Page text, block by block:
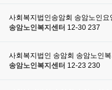
사회복지법인송암회 송암노인요
송암노인복지센터 12-30 237
사회복지법인 송암회 송암노인
송암노인복지센터 12-23 230